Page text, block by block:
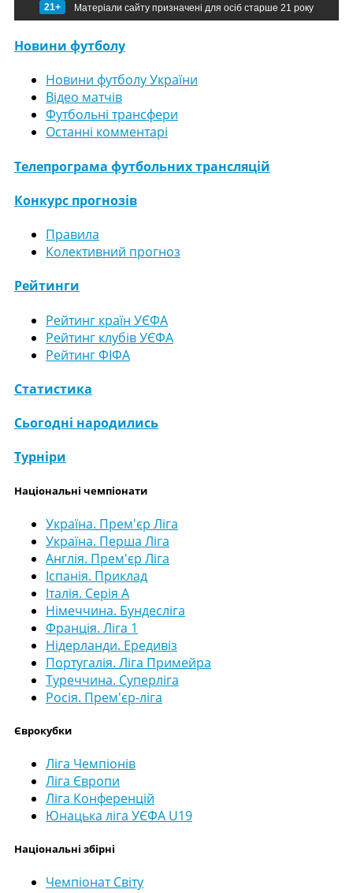
21+ Матеріали сайту призначені для осіб старше 21 року
Новини футболу
Новини футболу України
Відео матчів
Футбольні трансфери
Останні комментарі
Телепрограма футбольних трансляцій
Конкурс прогнозів
Правила
Колективний прогноз
Рейтинги
Рейтинг країн УЄФА
Рейтинг клубів УЄФА
Рейтинг ФІФА
Статистика
Сьогодні народились
Турніри
Національні чемпіонати
Україна. Прем'єр Ліга
Україна. Перша Ліга
Англія. Прем'єр Ліга
Іспанія. Приклад
Італія. Серія А
Німеччина. Бундесліга
Франція. Ліга 1
Нідерланди. Ередивіз
Португалія. Ліга Примейра
Туреччина. Суперліга
Росія. Прем'єр-ліга
Єврокубки
Ліга Чемпіонів
Ліга Європи
Ліга Конференцій
Юнацька ліга УЄФА U19
Національні збірні
Чемпіонат Світу